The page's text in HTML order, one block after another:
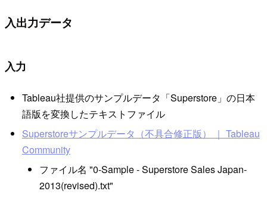
入出力データ
入力
Tableau社提供のサンプルデータ「Superstore」の日本
語版を変換したテキストファイル
Superstoreサンプルデータ（不具合修正版） ｜ Tableau
Community
ファイル名 "0-Sample - Superstore Sales Japan-
2013(revised).txt"